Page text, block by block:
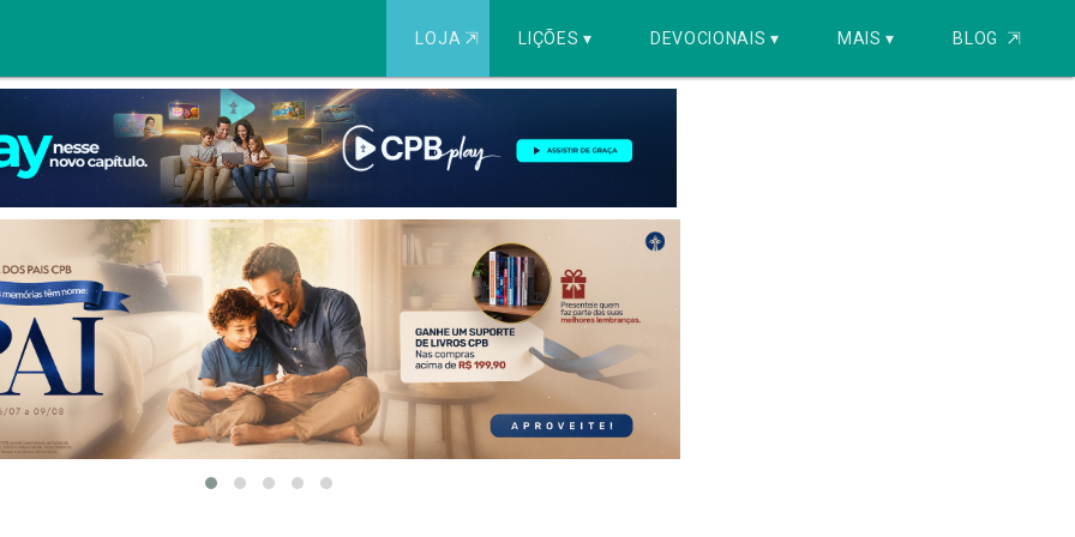
LOJA ⇱ LIÇÕES ▾ DEVOCIONAIS ▾ MAIS ▾ BLOG ⇱